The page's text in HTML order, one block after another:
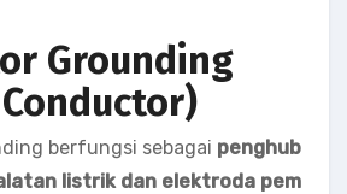
Grounding
berfungsi sebagai penghub
listrik dan elektroda pem